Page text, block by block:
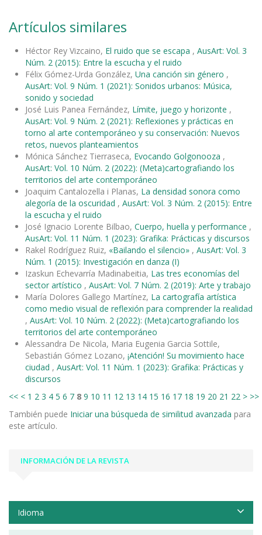
Artículos similares
Héctor Rey Vizcaino, El ruido que se escapa , AusArt: Vol. 3
Núm. 2 (2015): Entre la escucha y el ruido
Félix Gómez-Urda González, Una canción sin género ,
AusArt: Vol. 9 Núm. 1 (2021): Sonidos urbanos: Música,
sonido y sociedad
José Luis Panea Fernández, Límite, juego y horizonte ,
AusArt: Vol. 9 Núm. 2 (2021): Reflexiones y prácticas en
torno al arte contemporáneo y su conservación: Nuevos
retos, nuevos planteamientos
Mónica Sánchez Tierraseca, Evocando Golgonooza ,
AusArt: Vol. 10 Núm. 2 (2022): (Meta)cartografiando los
territorios del arte contemporáneo
Joaquim Cantalozella i Planas, La densidad sonora como
alegoría de la oscuridad , AusArt: Vol. 3 Núm. 2 (2015): Entre
la escucha y el ruido
José Ignacio Lorente Bilbao, Cuerpo, huella y performance ,
AusArt: Vol. 11 Núm. 1 (2023): Grafika: Prácticas y discursos
Rakel Rodríguez Ruiz, «Bailando el silencio» , AusArt: Vol. 3
Núm. 1 (2015): Investigación en danza (I)
Izaskun Echevarría Madinabeitia, Las tres economías del
sector artístico , AusArt: Vol. 7 Núm. 2 (2019): Arte y trabajo
María Dolores Gallego Martínez, La cartografía artística
como medio visual de reflexión para comprender la realidad
, AusArt: Vol. 10 Núm. 2 (2022): (Meta)cartografiando los
territorios del arte contemporáneo
Alessandra De Nicola, Maria Eugenia Garcia Sottile,
Sebastián Gómez Lozano, ¡Atención! Su movimiento hace
ciudad , AusArt: Vol. 11 Núm. 1 (2023): Grafika: Prácticas y
discursos
<< < 1 2 3 4 5 6 7 8 9 10 11 12 13 14 15 16 17 18 19 20 21 22 > >>
También puede Iniciar una búsqueda de similitud avanzada para
este artículo.
INFORMACIÓN DE LA REVISTA
Idioma